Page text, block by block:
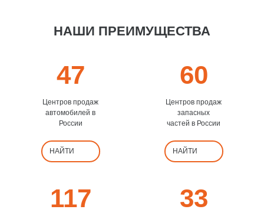
НАШИ ПРЕИМУЩЕСТВА
47
Центров продаж
автомобилей в
России
НАЙТИ
60
Центров продаж
запасных
частей в России
НАЙТИ
117 33